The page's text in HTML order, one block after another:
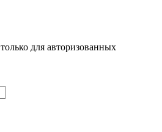
для авторизованных